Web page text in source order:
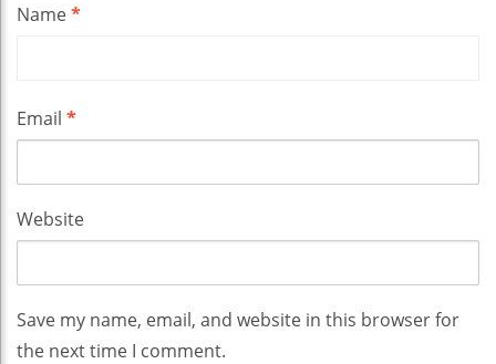
Name*
Email *
Website
Save my name, email, and website in this browser for
the next time I comment.